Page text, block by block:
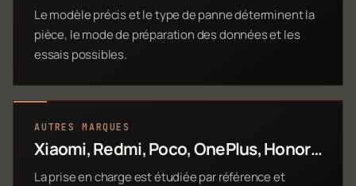
Le modèle précis et le type de panne déterminent la
pièce, le mode de préparation des données et les
essais possibles.
AUTRES MARQUES
Xiaomi, Redmi, Poco, OnePlus, Honor…
La prise en charge est étudiée par référence et